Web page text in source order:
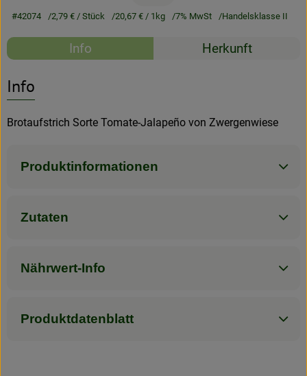
#42074 2,79 €/ Stück 20,67 €/ 1kg 7% MwSt Handelsklasse II
Rezepte
Info Herkunft
Info
Brotaufstrich Sorte Tomate-Jalapeño von Zwergenwiese
Produktinformationen
Zutaten
Nährwert-Info
Produktdatenblatt